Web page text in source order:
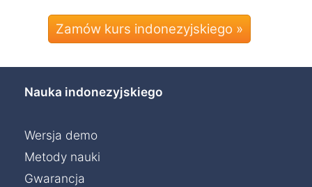
Zamów kurs indonezyjskiego »
Nauka indonezyjskiego
Wersja demo
Metody nauki
Gwarancja